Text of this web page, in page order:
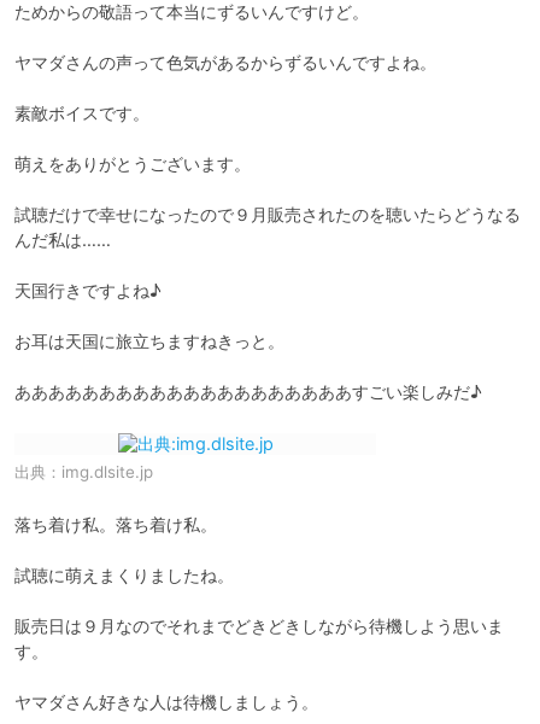
ためからの敬語って本当にずるいんですけど。
ヤマダさんの声って色気があるからずるいんですよね。
素敵ボイスです。
萌えをありがとうございます。
試聴だけで幸せになったので９月販売されたのを聴いたらどうなる
んだ私は……
天国行きですよね♪
お耳は天国に旅立ちますねきっと。
出典： img.dlsite.jp
落ち着け私。落ち着け私。
試聴に萌えまくりましたね。
販売日は９月なのでそれまでどきどきしながら待機しよう思いま
す。
ヤマダさん好きな人は待機しましょう。